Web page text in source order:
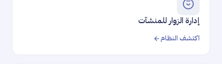
إدارة الزوار للمنشآت
اكتشف النظام